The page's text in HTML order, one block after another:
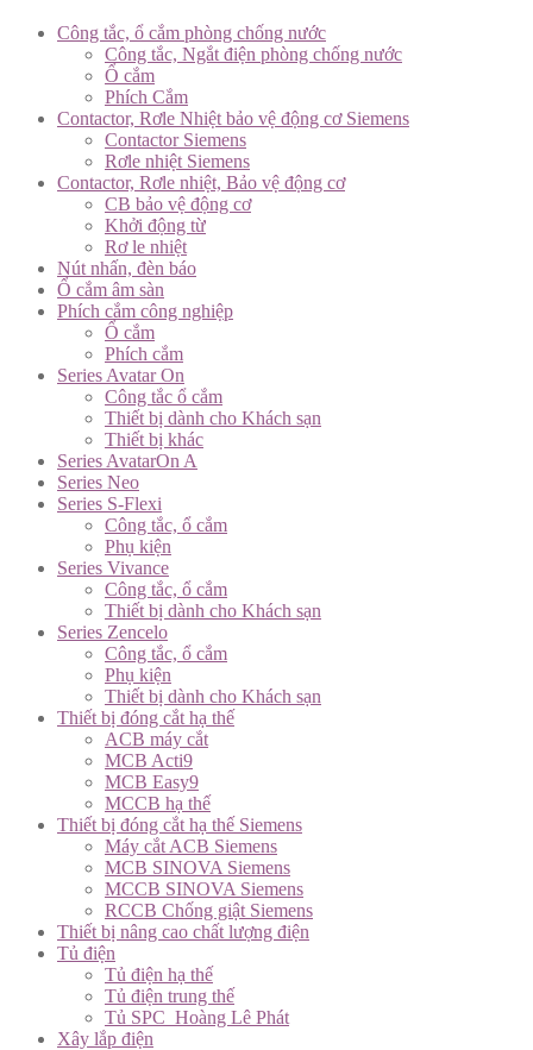
Công tắc, ổ cắm phòng chống nước
Công tắc, Ngắt điện phòng chống nước
Ổ cắm
Phích Cắm
Contactor, Rơle Nhiệt bảo vệ động cơ Siemens
Contactor Siemens
Rơle nhiệt Siemens
Contactor, Rơle nhiệt, Bảo vệ động cơ
CB bảo vệ động cơ
Khởi động từ
Rơ le nhiệt
Nút nhấn, đèn báo
Ổ cắm âm sàn
Phích cắm công nghiệp
Ổ cắm
Phích cắm
Series Avatar On
Công tắc ổ cắm
Thiết bị dành cho Khách sạn
Thiết bị khác
Series AvatarOn A
Series Neo
Series S-Flexi
Công tắc, ổ cắm
Phụ kiện
Series Vivance
Công tắc, ổ cắm
Thiết bị dành cho Khách sạn
Series Zencelo
Công tắc, ổ cắm
Phụ kiện
Thiết bị dành cho Khách sạn
Thiết bị đóng cắt hạ thế
ACB máy cắt
MCB Acti9
MCB Easy9
MCCB hạ thế
Thiết bị đóng cắt hạ thế Siemens
Máy cắt ACB Siemens
MCB SINOVA Siemens
MCCB SINOVA Siemens
RCCB Chống giật Siemens
Thiết bị nâng cao chất lượng điện
Tủ điện
Tủ điện hạ thế
Tủ điện trung thế
Tủ SPC_Hoàng Lê Phát
Xây lắp điện